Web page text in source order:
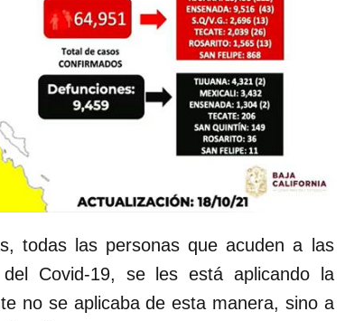
todas las personas que acuden a las
Covid-19, se les está aplicando la
no se aplicaba de esta manera, sino a